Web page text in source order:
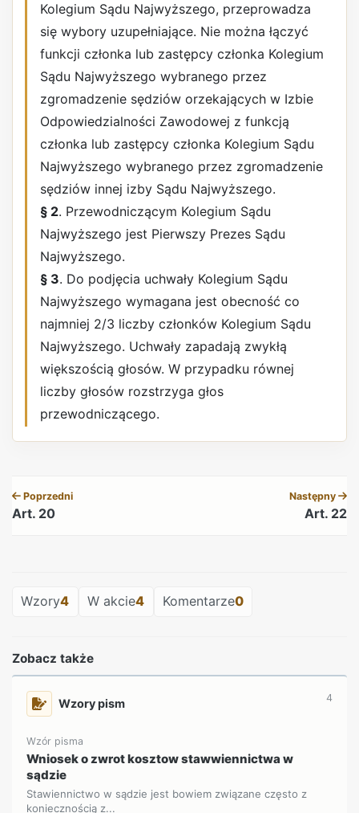
Kolegium Sądu Najwyższego, przeprowadza
się wybory uzupełniające. Nie można łączyć
funkcji członka lub zastępcy członka Kolegium
Sądu Najwyższego wybranego przez
zgromadzenie sędziów orzekających w Izbie
Odpowiedzialności Zawodowej z funkcją
członka lub zastępcy członka Kolegium Sądu
Najwyższego wybranego przez zgromadzenie
sędziów innej izby Sądu Najwyższego.
§ 2. Przewodniczącym Kolegium Sądu
Najwyższego jest Pierwszy Prezes Sądu
Najwyższego.
§ 3. Do podjęcia uchwały Kolegium Sądu
Najwyższego wymagana jest obecność co
najmniej 2/3 liczby członków Kolegium Sądu
Najwyższego. Uchwały zapadają zwykłą
większością głosów. W przypadku równej
liczby głosów rozstrzyga głos
przewodniczącego.
Poprzedni
Art. 20
Następny
Art. 22
Wzory4 W akcie4 Komentarze0
Zobacz także
Wzory pism 4
Wzór pisma
Wniosek o zwrot kosztow stawwiennictwa w
sądzie
Stawiennictwo w sądzie jest bowiem związane często z
koniecznością z...